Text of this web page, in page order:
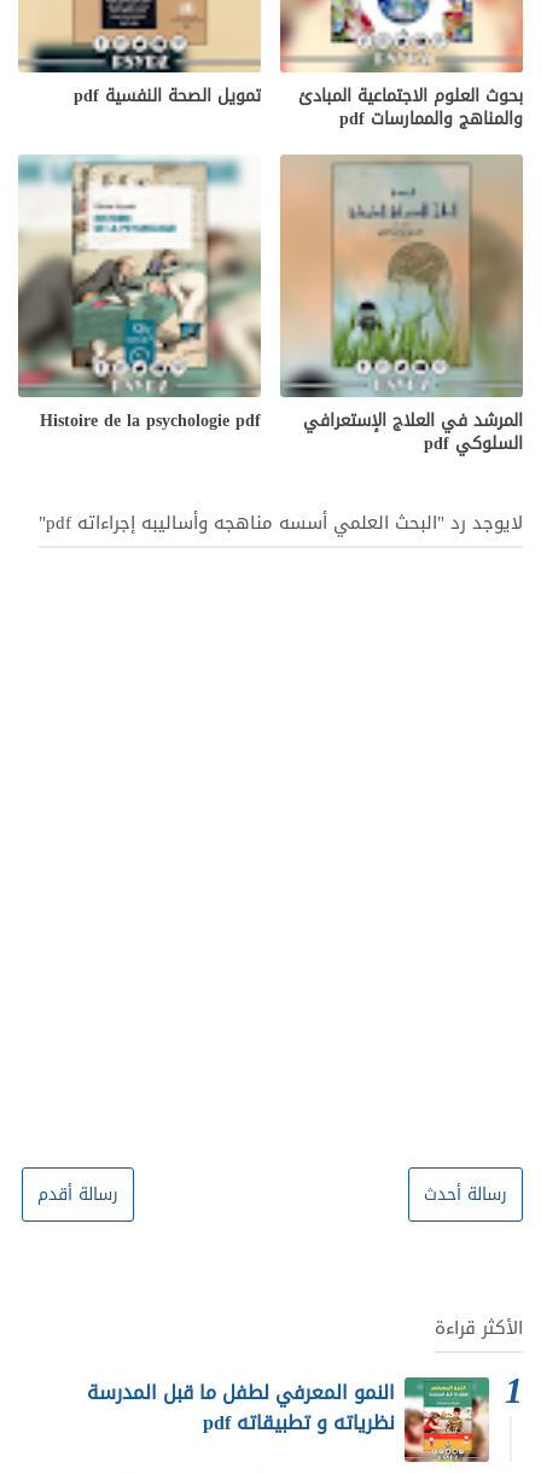
بحوث العلوم الاجتماعية المبادئ
والمناهج والممارسات pdf
تمويل الصحة النفسية pdf
المرشد في العلاج الإستعرافي
السلوكي pdf
Histoire de la psychologie pdf
لايوجد رد "البحث العلمي أسسه مناهجه وأساليبه إجراءاته pdf"
رسالة أحدث رسالة أقدم
الأكثر قراءة
النمو المعرفي لطفل ما قبل المدرسة
نظرياته و تطبيقاته pdf